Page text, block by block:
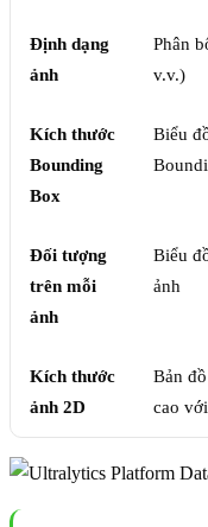
Định dạng
ảnh
Phân
v.v.)
Kích thước
Bounding
Box
Biểu
Đối tượng
trên mỗi
ảnh
Biểu
ảnh
Kích thước
ảnh 2D
Bản
cao